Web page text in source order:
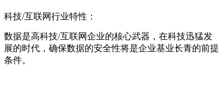
科技/互联网行业特性：
数据是高科技/互联网企业的核心武器，在科技迅猛发
展的时代，确保数据的安全性将是企业基业长青的前提
条件。